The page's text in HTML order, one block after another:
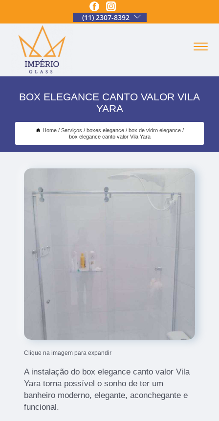
(11) 2307-8392
BOX ELEGANCE CANTO VALOR VILA
YARA
Home Serviços boxes elegance
box de vidro elegance
box elegance canto valor Vila Yara
Clique na imagem para expandir
A instalação do box elegance canto valor Vila
Yara torna possível o sonho de ter um
banheiro moderno, elegante, aconchegante e
funcional.